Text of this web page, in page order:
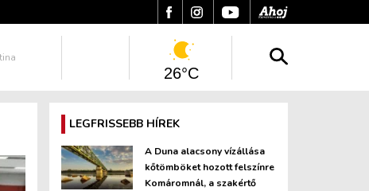
26°C
LEGFRISSEBB HÍREK
A Duna alacsony vízállása
kőtömböket hozott felszínre
Komáromnál, a szakértő